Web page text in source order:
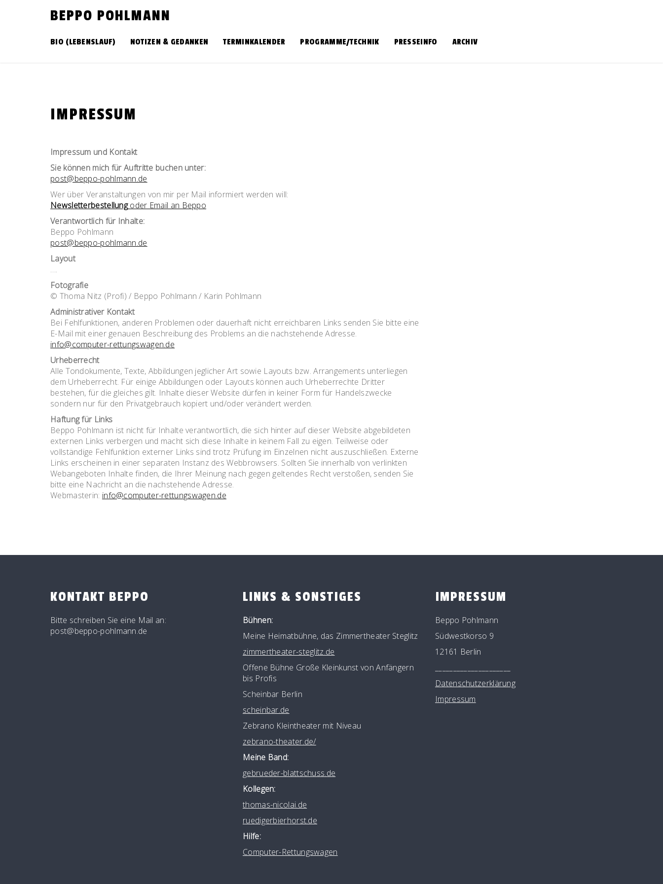
BEPPO POHLMANN
BIO (LEBENSLAUF) NOTIZEN & GEDANKEN TERMINKALENDER PROGRAMME/TECHNIK PRESSEINFO ARCHIV
IMPRESSUM
Impressum und Kontakt
Sie können mich für Auftritte buchen unter:
post@beppo-pohlmann.de
Wer über Veranstaltungen von mir per Mail informiert werden will:
Newsletterbestellungoder Email an Beppo
Verantwortlich für Inhalte:
Beppo Pohlmann
post@beppo-pohlmann.de
Layout
….
Fotografie
© Thoma Nitz (Profi) / Beppo Pohlmann / Karin Pohlmann
Administrativer Kontakt
Bei Fehlfunktionen, anderen Problemen oder dauerhaft nicht erreichbaren Links senden Sie bitte eine
E-Mail mit einer genauen Beschreibung des Problems an die nachstehende Adresse.
info@computer-rettungswagen.de
Urheberrecht
Alle Tondokumente, Texte, Abbildungen jeglicher Art sowie Layouts bzw. Arrangements unterliegen
dem Urheberrecht. Für einige Abbildungen oder Layouts können auch Urheberrechte Dritter
bestehen, für die gleiches gilt. Inhalte dieser Website dürfen in keiner Form für Handelszwecke
sondern nur für den Privatgebrauch kopiert und/oder verändert werden.
Haftung für Links
Beppo Pohlmann ist nicht für Inhalte verantwortlich, die sich hinter auf dieser Website abgebildeten
externen Links verbergen und macht sich diese Inhalte in keinem Fall zu eigen. Teilweise oder
vollständige Fehlfunktion externer Links sind trotz Prüfung im Einzelnen nicht auszuschließen. Externe
Links erscheinen in einer separaten Instanz des Webbrowsers. Sollten Sie innerhalb von verlinkten
Webangeboten Inhalte finden, die Ihrer Meinung nach gegen geltendes Recht verstoßen, senden Sie
bitte eine Nachricht an die nachstehende Adresse.
Webmasterin: info@computer-rettungswagen.de
KONTAKT BEPPO
Bitte schreiben Sie eine Mail an:
post@beppo-pohlmann.de
LINKS & SONSTIGES
Bühnen:
Meine Heimatbühne, das Zimmertheater Steglitz
zimmertheater-steglitz.de
Offene Bühne Große Kleinkunst von Anfängern
bis Profis
Scheinbar Berlin
scheinbar.de
Zebrano Kleintheater mit Niveau
zebrano-theater.de/
Meine Band:
gebrueder-blattschuss.de
Kollegen:
thomas-nicolai.de
ruedigerbierhorst.de
Hilfe:
Computer-Rettungswagen
IMPRESSUM
Beppo Pohlmann
Südwestkorso 9
12161 Berlin
Datenschutzerklärung
Impressum